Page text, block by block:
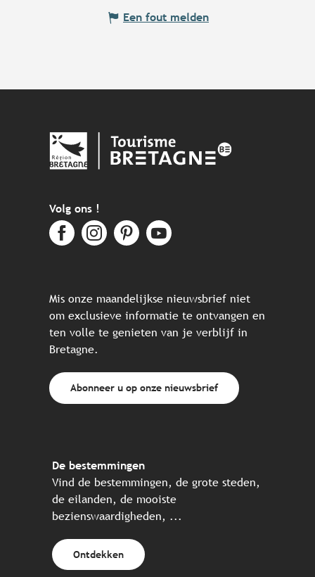
Een fout melden
Volg ons !
Mis onze maandelijkse nieuwsbrief niet
om exclusieve informatie te ontvangen en
ten volle te genieten van je verblijf in
Bretagne.
Abonneer u op onze nieuwsbrief
De bestemmingen
Vind de bestemmingen, de grote steden,
de eilanden, de mooiste
bezienswaardigheden, ...
Ontdekken